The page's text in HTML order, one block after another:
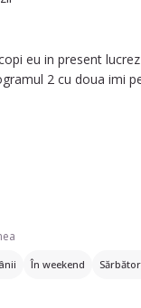
eu in present
2 cu doua imi
În weekend